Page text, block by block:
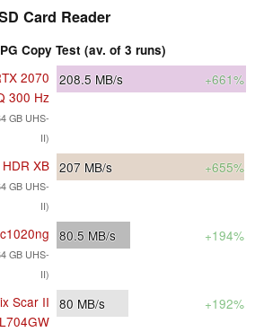
Card Reader
Copy Test (av. of 3 runs)
2070
300 Hz
GB UHS-
II)
208.5 MB/s +661%
XB
GB UHS-
II)
207 MB/s +655%
GB UHS-
II)
80.5 MB/s +194%
Scar II 80 MB/s +192%